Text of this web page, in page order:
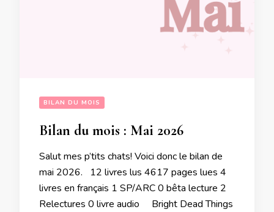
BILAN DU MOIS
Bilan du mois : Mai 2026
Salut mes p’tits chats! Voici donc le bilan de
mai 2026. 12 livres lus 4617 pages lues 4
livres en français 1 SP/ARC 0 bêta lecture 2
Relectures 0 livre audio Bright Dead Things